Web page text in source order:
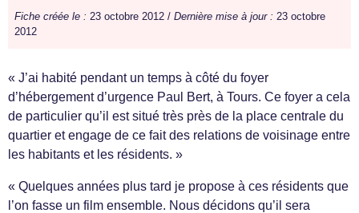
Fiche créée le : 23 octobre 2012 / Dernière mise à jour : 23 octobre
2012
« J’ai habité pendant un temps à côté du foyer
d’hébergement d’urgence Paul Bert, à Tours. Ce foyer a cela
de particulier qu’il est situé très près de la place centrale du
quartier et engage de ce fait des relations de voisinage entre
les habitants et les résidents. »
« Quelques années plus tard je propose à ces résidents que
l’on fasse un film ensemble. Nous décidons qu’il sera